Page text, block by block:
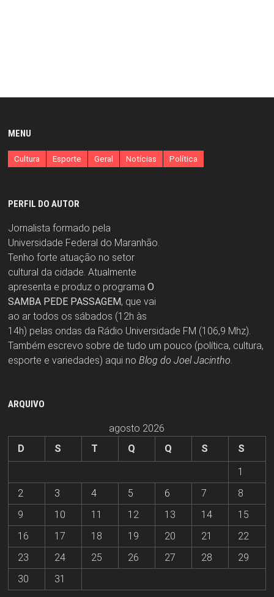
MENU
Cultura Esporte Geral Notícias Política
PERFIL DO AUTOR
Jornalista formado pela
Universidade Federal do Maranhão.
Tenho forte atuação no setor
cultural da cidade. Atualmente
apresenta e produz o programa O
SAMBA PEDE PASSAGEM, que vai
ao ar todos os sábados (12h às
14h) pelas ondas da Rádio Universidade FM (106,9 Mhz).
Também escrevo sobre de tudo um pouco (política, cultura,
esporte e variedades) aqui no Blog do Joel Jacintho
ARQUIVO
agosto 2026
D
S T Q Q S
S
1
2
3 4 5 6 7
8
9
10 11 12 13 14
15
16
17 18 19 20 21
22
23
24 25 26 27 28
29
30
31